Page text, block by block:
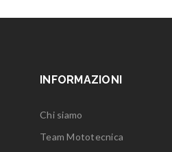
INFORMAZIONI
Chi siamo
Team Mototecnica